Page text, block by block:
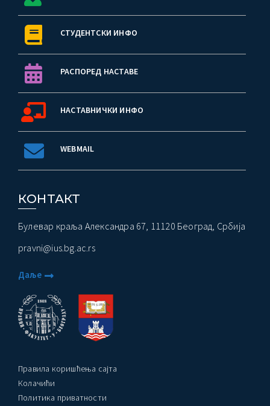
СТУДЕНТСКИ ИНФО
РАСПОРЕД НАСТАВЕ
НАСТАВНИЧКИ ИНФО
WEBMAIL
КОНТАКТ
Булевар краља Александра 67, 11120 Београд, Србија
pravni@ius.bg.ac.rs
Даље
Правила коришћења сајта
Колачићи
Политика приватности